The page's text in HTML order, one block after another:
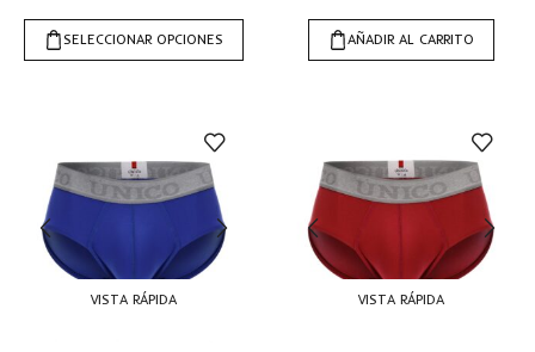
SELECCIONAR OPCIONES AÑADIR AL CARRITO
VISTA RÁPIDA VISTA RÁPIDA